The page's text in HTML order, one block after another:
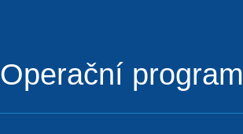
Operační program